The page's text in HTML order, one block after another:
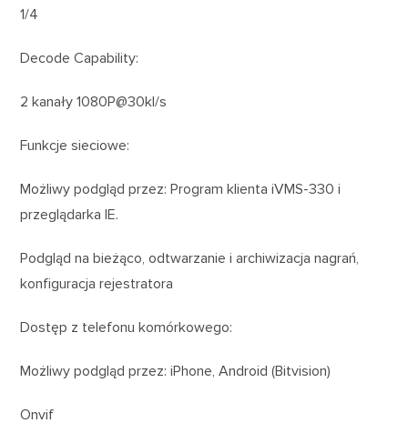
1/4
Decode Capability:
2 kanały 1080P@30kl/s
Funkcje sieciowe:
Możliwy podgląd przez: Program klienta iVMS-330 i
przeglądarka IE.
Podgląd na bieżąco, odtwarzanie i archiwizacja nagrań,
konfiguracja rejestratora
Dostęp z telefonu komórkowego:
Możliwy podgląd przez: iPhone, Android (Bitvision)
Onvif